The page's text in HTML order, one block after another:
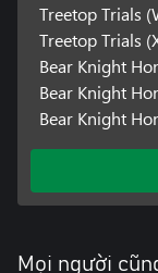
Treetop Trials
Treetop Trials
Bear Knight
Bear Knight
Bear Knight
Mọi người